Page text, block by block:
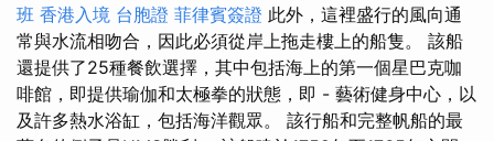
班 香港入境 台胞證 菲律賓簽證 此外，這裡盛行的風向通
常與水流相吻合，因此必須從岸上拖走樓上的船隻。 該船
還提供了25種餐飲選擇，其中包括海上的第一個星巴克咖
啡館，即提供瑜伽和太極拳的狀態，即 - 藝術健身中心，以
及許多熱水浴缸，包括海洋觀眾。 該行船和完整帆船的最